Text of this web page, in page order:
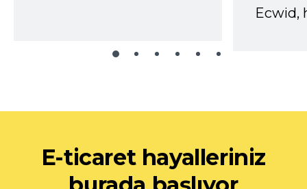
Ecwid,
E-ticaret hayalleriniz